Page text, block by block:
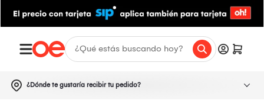
¿Dónde te gustaría recibir tu pedido?